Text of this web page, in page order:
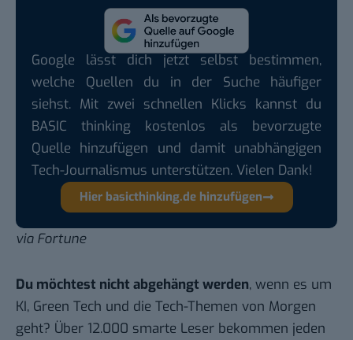
Google lässt dich jetzt selbst bestimmen,
welche Quellen du in der Suche häufiger
siehst. Mit zwei schnellen Klicks kannst du
BASIC thinking kostenlos als bevorzugte
Quelle hinzufügen und damit unabhängigen
Tech-Journalismus unterstützen. Vielen Dank!
Hier basicthinking.de hinzufügen
via Fortune
Du möchtest nicht abgehängt werden, wenn es um
KI, Green Tech und die Tech-Themen von Morgen
geht? Über 12.000 smarte Leser bekommen jeden